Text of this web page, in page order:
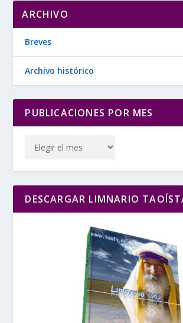
ARCHIVO
Breves
Archivo histórico
PUBLICACIONES POR MES
DESCARGAR LIMNARIO